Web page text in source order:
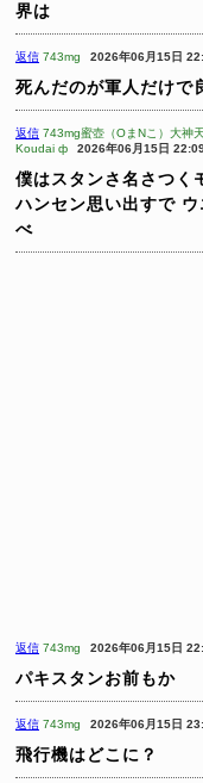
界は
返信 743mg 2026年06月15日
死んだのが軍人だけで
返信 743mg蜜壺（OまNこ）大神
Koudai ф
2026年06月15日
僕はスタンさ名さつく
ハンセン思い出すで
べ
返信 743mg 2026年06月15日
パキスタンお前もか
返信 743mg 2026年06月15日
飛行機はどこに？